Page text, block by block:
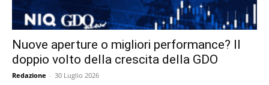
Nuove aperture o migliori performance? Il
doppio volto della crescita della GDO
Redazione - 30 Luglio 2026